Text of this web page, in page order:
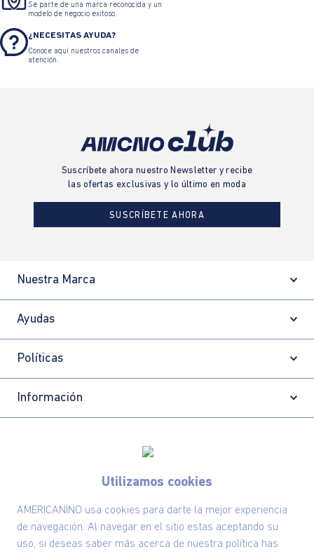
Utilizamos cookies
AMERICANINO usa cookies para darte la mejor experiencia
de navegación. Al navegar en el sitio estas aceptando su
uso, si deseas saber más acerca de nuestra política has
Sé parte de una marca reconocida y un
modelo de negocio exitoso.
¿NECESITAS AYUDA?
Conoce aquí nuestros canales de
atención.
Suscríbete ahora nuestro Newsletter y recibe
las ofertas exclusivas y lo último en moda
SUSCRÍBETE AHORA
Nuestra Marca
Ayudas
Políticas
Información